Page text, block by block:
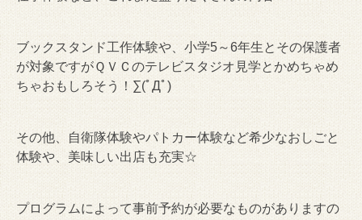
ブックスタンド工作体験や、小学5～6年生とその保護者
が対象ですがＱＶＣのテレビスタジオ見学とかめちゃめ
ちゃおもしろそう！∑(ﾟДﾟ)
その他、自衛隊体験やパトカー体験など希少なおしごと
体験や、美味しい出店も充実☆
プログラムによって事前予約が必要なものがありますの